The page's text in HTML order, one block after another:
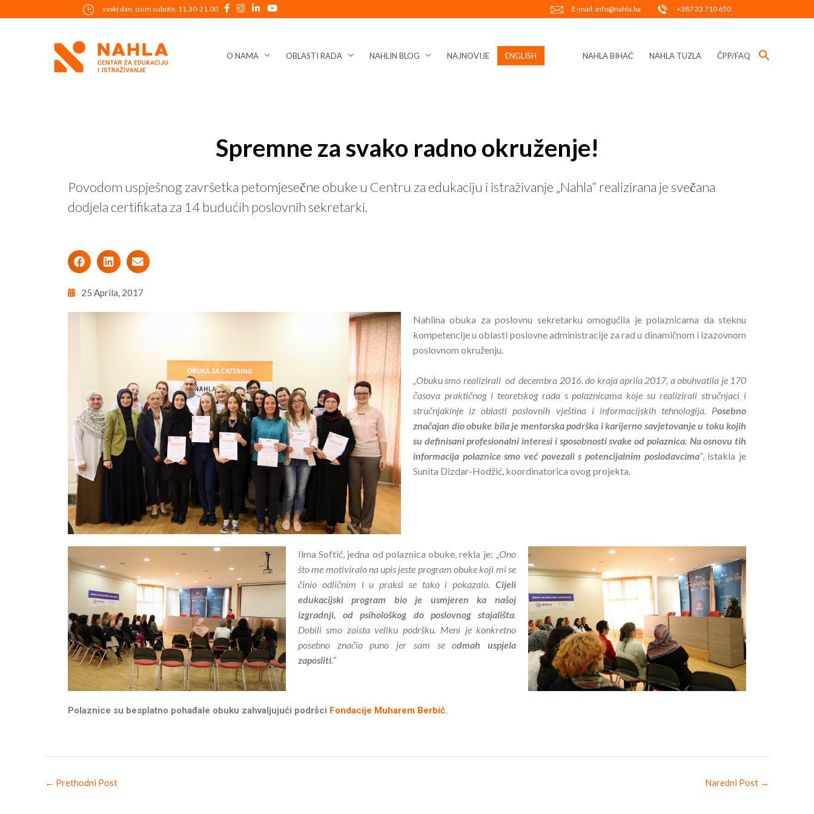
to
svaki dan, osim subote, 11.30-21.00 E-mail: info@nahla.ba +387 33 710 650
O NAMA OBLASTI RADA NAHLIN BLOG NAJNOVIJE ENGLISH NAHLA BIHAĆ NAHLA TUZLA ČPP/FAQ
Spremne za svako radno okruženje!
Povodom uspješnog završetka petomjesečne obuke u Centru za edukaciju i istraživanje „Nahla“ realizirana je svečana
dodjela certifikata za 14 budućih poslovnih sekretarki.
25 Aprila, 2017
Nahlina obuka za poslovnu sekretarku omogućila je polaznicama da steknu
kompetencije u oblasti poslovne administracije za rad u dinamičnom i izazovnom
poslovnom okruženju.
„Obuku smo realizirali od decembra 2016. do kraja aprila 2017, a obuhvatila je 170
časova praktičnog i teoretskog rada s polaznicama koje su realizirali stručnjaci i
stručnjakinje iz oblasti poslovnih vještina i informacijskih tehnologija. Posebno
značajan dio obuke bila je mentorska podrška i karijerno savjetovanje u toku kojih
su definisani profesionalni interesi i sposobnosti svake od polaznica. Na osnovu tih
informacija polaznice smo već povezali s potencijalnim poslodavcima”, istakla je
Sunita Dizdar-Hodžić, koordinatorica ovog projekta.
Ilma Softić, jedna od polaznica obuke, rekla je: „ Ono
što me motiviralo na upis jeste program obuke koji mi se
činio odličnim i u praksi se tako i pokazalo. Cijeli
edukacijski program bio je usmjeren ka našoj
izgradnji, od psihološkog do poslovnog stajališta.
Dobili smo zaista veliku podršku. Meni je konkretno
posebno značio puno jer sam se odmah uspjela
zaposliti. “
Polaznice su besplatno pohađale obuku zahvaljujući podršci Fondacije Muharem Berbić.
← Prethodni Post Naredni Post →